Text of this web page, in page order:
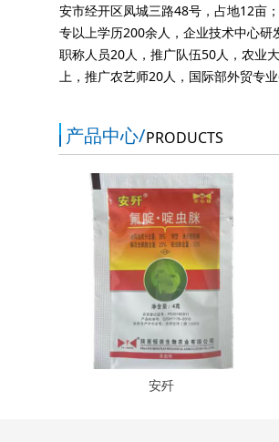
安市经开区凤城三路48号，占地12亩
专以上学历200余人，企业技术中心研
职称人员20人，推广队伍50人，农业
上，推广农艺师20人，国际部外贸专业
产品中心/PRODUCTS
安歼